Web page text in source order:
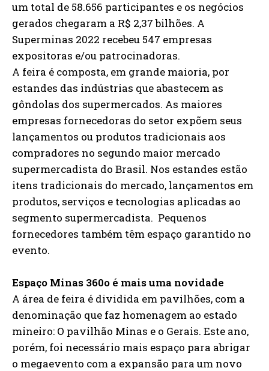
um total de 58.656 participantes e os negócios
gerados chegaram a R$ 2,37 bilhões. A
Superminas 2022 recebeu 547 empresas
expositoras e/ou patrocinadoras.
A feira é composta, em grande maioria, por
estandes das indústrias que abastecem as
gôndolas dos supermercados. As maiores
empresas fornecedoras do setor expõem seus
lançamentos ou produtos tradicionais aos
compradores no segundo maior mercado
supermercadista do Brasil. Nos estandes estão
itens tradicionais do mercado, lançamentos em
produtos, serviços e tecnologias aplicadas ao
segmento supermercadista. Pequenos
fornecedores também têm espaço garantido no
evento.
Espaço Minas 360o é mais uma novidade
A área de feira é dividida em pavilhões, com a
denominação que faz homenagem ao estado
mineiro: O pavilhão Minas e o Gerais. Este ano,
porém, foi necessário mais espaço para abrigar
o megaevento com a expansão para um novo